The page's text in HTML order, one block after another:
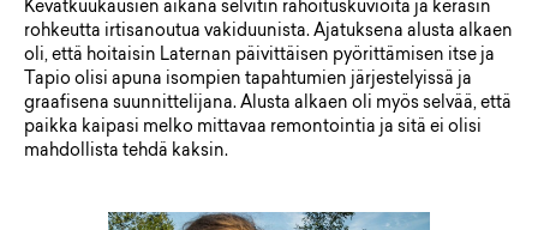
Kevätkuukausien aikana selvitin rahoituskuvioita ja keräsin
rohkeutta irtisanoutua vakiduunista. Ajatuksena alusta alkaen
oli, että hoitaisin Laternan päivittäisen pyörittämisen itse ja
Tapio olisi apuna isompien tapahtumien järjestelyissä ja
graafisena suunnittelijana. Alusta alkaen oli myös selvää, että
paikka kaipasi melko mittavaa remontointia ja sitä ei olisi
mahdollista tehdä kaksin.